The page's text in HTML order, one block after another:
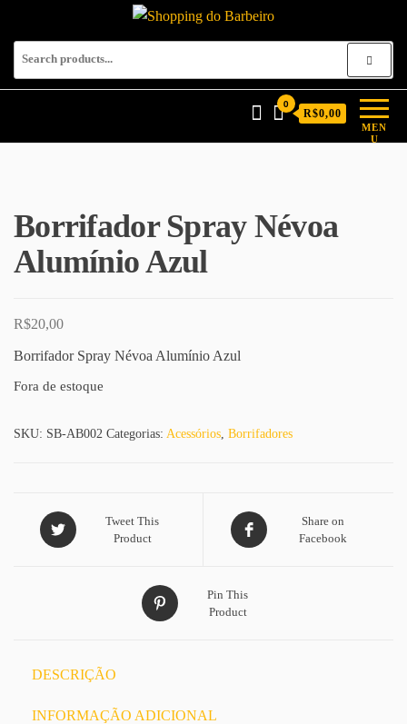
Shopping do Barbeiro
MEN
U
0
R$0,00
Borrifador Spray Névoa
Alumínio Azul
R$20,00
Borrifador Spray Névoa Alumínio Azul
Fora de estoque
SKU: SB-AB002 Categorias: Acessórios Borrifadores
Tweet This
Product
Share on
Facebook
Pin This
Product
DESCRIÇÃO
INFORMAÇÃO ADICIONAL